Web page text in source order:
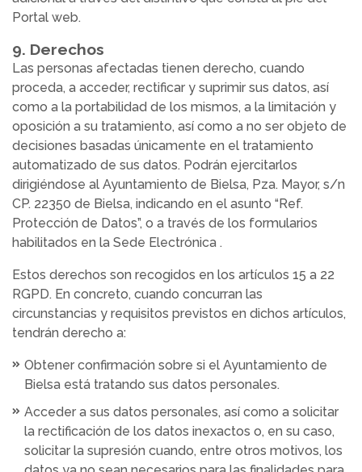
Portal web.
9. Derechos
Las personas afectadas tienen derecho, cuando
proceda, a acceder, rectificar y suprimir sus datos, así
como a la portabilidad de los mismos, a la limitación y
oposición a su tratamiento, así como a no ser objeto de
decisiones basadas únicamente en el tratamiento
automatizado de sus datos. Podrán ejercitarlos
dirigiéndose al Ayuntamiento de Bielsa, Pza. Mayor, s/n
CP. 22350 de Bielsa, indicando en el asunto “Ref.
Protección de Datos”, o a través de los formularios
habilitados en la Sede Electrónica .
Estos derechos son recogidos en los artículos 15 a 22
RGPD. En concreto, cuando concurran las
circunstancias y requisitos previstos en dichos artículos,
tendrán derecho a:
Obtener confirmación sobre si el Ayuntamiento de
Bielsa está tratando sus datos personales.
Acceder a sus datos personales, así como a solicitar
la rectificación de los datos inexactos o, en su caso,
solicitar la supresión cuando, entre otros motivos, los